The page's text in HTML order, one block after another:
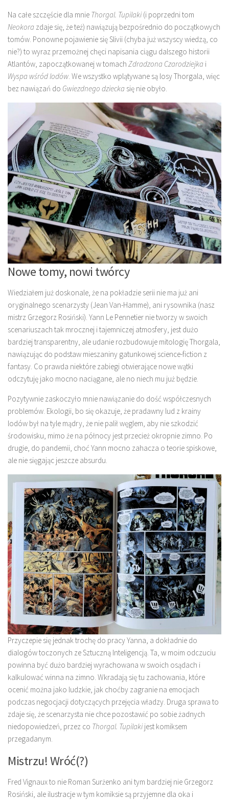
Na całe szczęście dla mnie Thorgal. Tupilaki(i poprzedni tom
Neokora zdaje się, że też) nawiązują bezpośrednio do początkowych
tomów. Ponowne pojawienie się Slivii (chyba już wszyscy wiedzą, co
nie?) to wyraz przemożnej chęci napisania ciągu dalszego historii
Atlantów, zapoczątkowanej w tomach Zdradzona Czarodziejka i
Wyspa wśród lodów. We wszystko wplątywane są losy Thorgala, więc
bez nawiązań do Gwiezdnego dziecka się nie obyło.
Nowe tomy, nowi twórcy
Wiedziałem już doskonale, że na pokładzie serii nie ma już ani
oryginalnego scenarzysty (Jean Van-Hamme), ani rysownika (nasz
mistrz Grzegorz Rosiński). Yann Le Pennetier nie tworzy w swoich
scenariuszach tak mrocznej i tajemniczej atmosfery, jest dużo
bardziej transparentny, ale udanie rozbudowuje mitologię Thorgala,
nawiązując do podstaw mieszaniny gatunkowej science-fiction z
fantasy. Co prawda niektóre zabiegi otwierające nowe wątki
odczytuję jako mocno naciągane, ale no niech mu już będzie.
Pozytywnie zaskoczyło mnie nawiązanie do dość współczesnych
problemów. Ekologii, bo się okazuje, że pradawny lud z krainy
lodów był na tyle mądry, że nie palił węglem, aby nie szkodzić
środowisku, mimo że na północy jest przecież okropnie zimno. Po
drugie, do pandemii, choć Yann mocno zahacza o teorie spiskowe,
ale nie sięgając jeszcze absurdu.
Przyczepie się jednak trochę do pracy Yanna, a dokładnie do
dialogów toczonych ze Sztuczną Inteligencją. Ta, w moim odczuciu
powinna być dużo bardziej wyrachowana w swoich osądach i
kalkulować winna na zimno. Wkradają się tu zachowania, które
ocenić można jako ludzkie, jak choćby zagranie na emocjach
podczas negocjacji dotyczących przejęcia władzy. Druga sprawa to
zdaje się, że scenarzysta nie chce pozostawić po sobie żadnych
niedopowiedzeń, przez co Thorgal. Tupilakijest komiksem
przegadanym.
Mistrzu! Wróć(?)
Fred Vignaux to nie Roman Surżenko ani tym bardziej nie Grzegorz
Rosiński, ale ilustracje w tym komiksie są przyjemne dla oka i